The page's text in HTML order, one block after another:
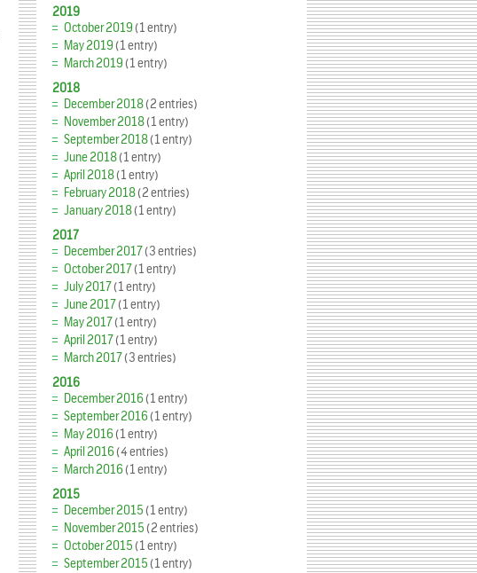
2019
October 2019(1 entry)
May 2019(1 entry)
March 2019(1 entry)
2018
December 2018(2 entries)
November 2018(1 entry)
September 2018(1 entry)
June 2018(1 entry)
April 2018(1 entry)
February 2018(2 entries)
January 2018(1 entry)
2017
December 2017(3 entries)
October 2017(1 entry)
July 2017(1 entry)
June 2017(1 entry)
May 2017(1 entry)
April 2017(1 entry)
March 2017(3 entries)
2016
December 2016(1 entry)
September 2016(1 entry)
May 2016(1 entry)
April 2016(4 entries)
March 2016(1 entry)
2015
December 2015(1 entry)
November 2015(2 entries)
October 2015(1 entry)
September 2015(1 entry)